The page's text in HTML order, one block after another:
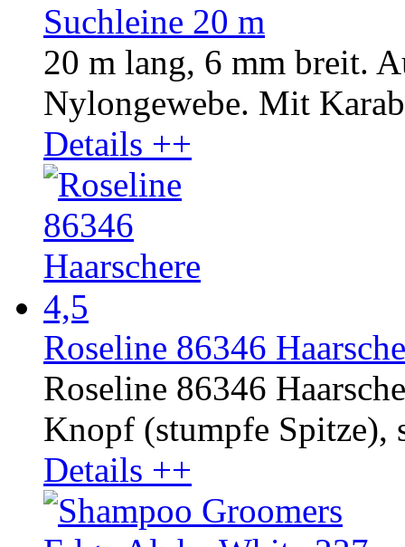
Suchleine 20 m
20 m lang, 6 mm breit.
Nylongewebe. Mit
Details ++
Roseline 86346
Roseline 86346
Knopf (stumpfe Spitze),
Details ++